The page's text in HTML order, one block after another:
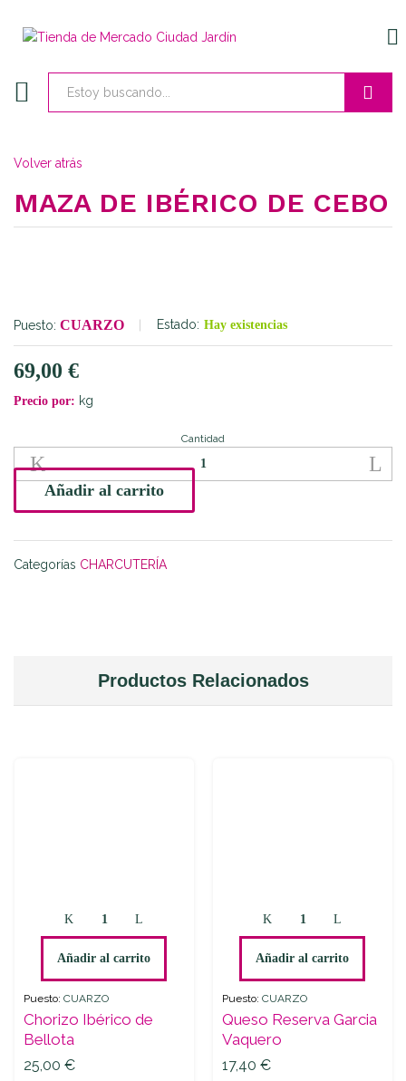
Volver atrás
MAZA DE IBÉRICO DE CEBO
Puesto: CUARZO Estado: Hay existencias
69,00 €
Precio por: kg
Maza
de
Ibérico
quantity
Cantidad
Añadir al carrito
Categorías CHARCUTERÍA
Productos Relacionados
Chorizo
Ibérico
de
quantity
Añadir al carrito
Puesto: CUARZO
Chorizo Ibérico de
Bellota
25,00 €
Queso
Reserva
Garcia
quantity
Añadir al carrito
Puesto: CUARZO
Queso Reserva Garcia
Vaquero
17,40 €